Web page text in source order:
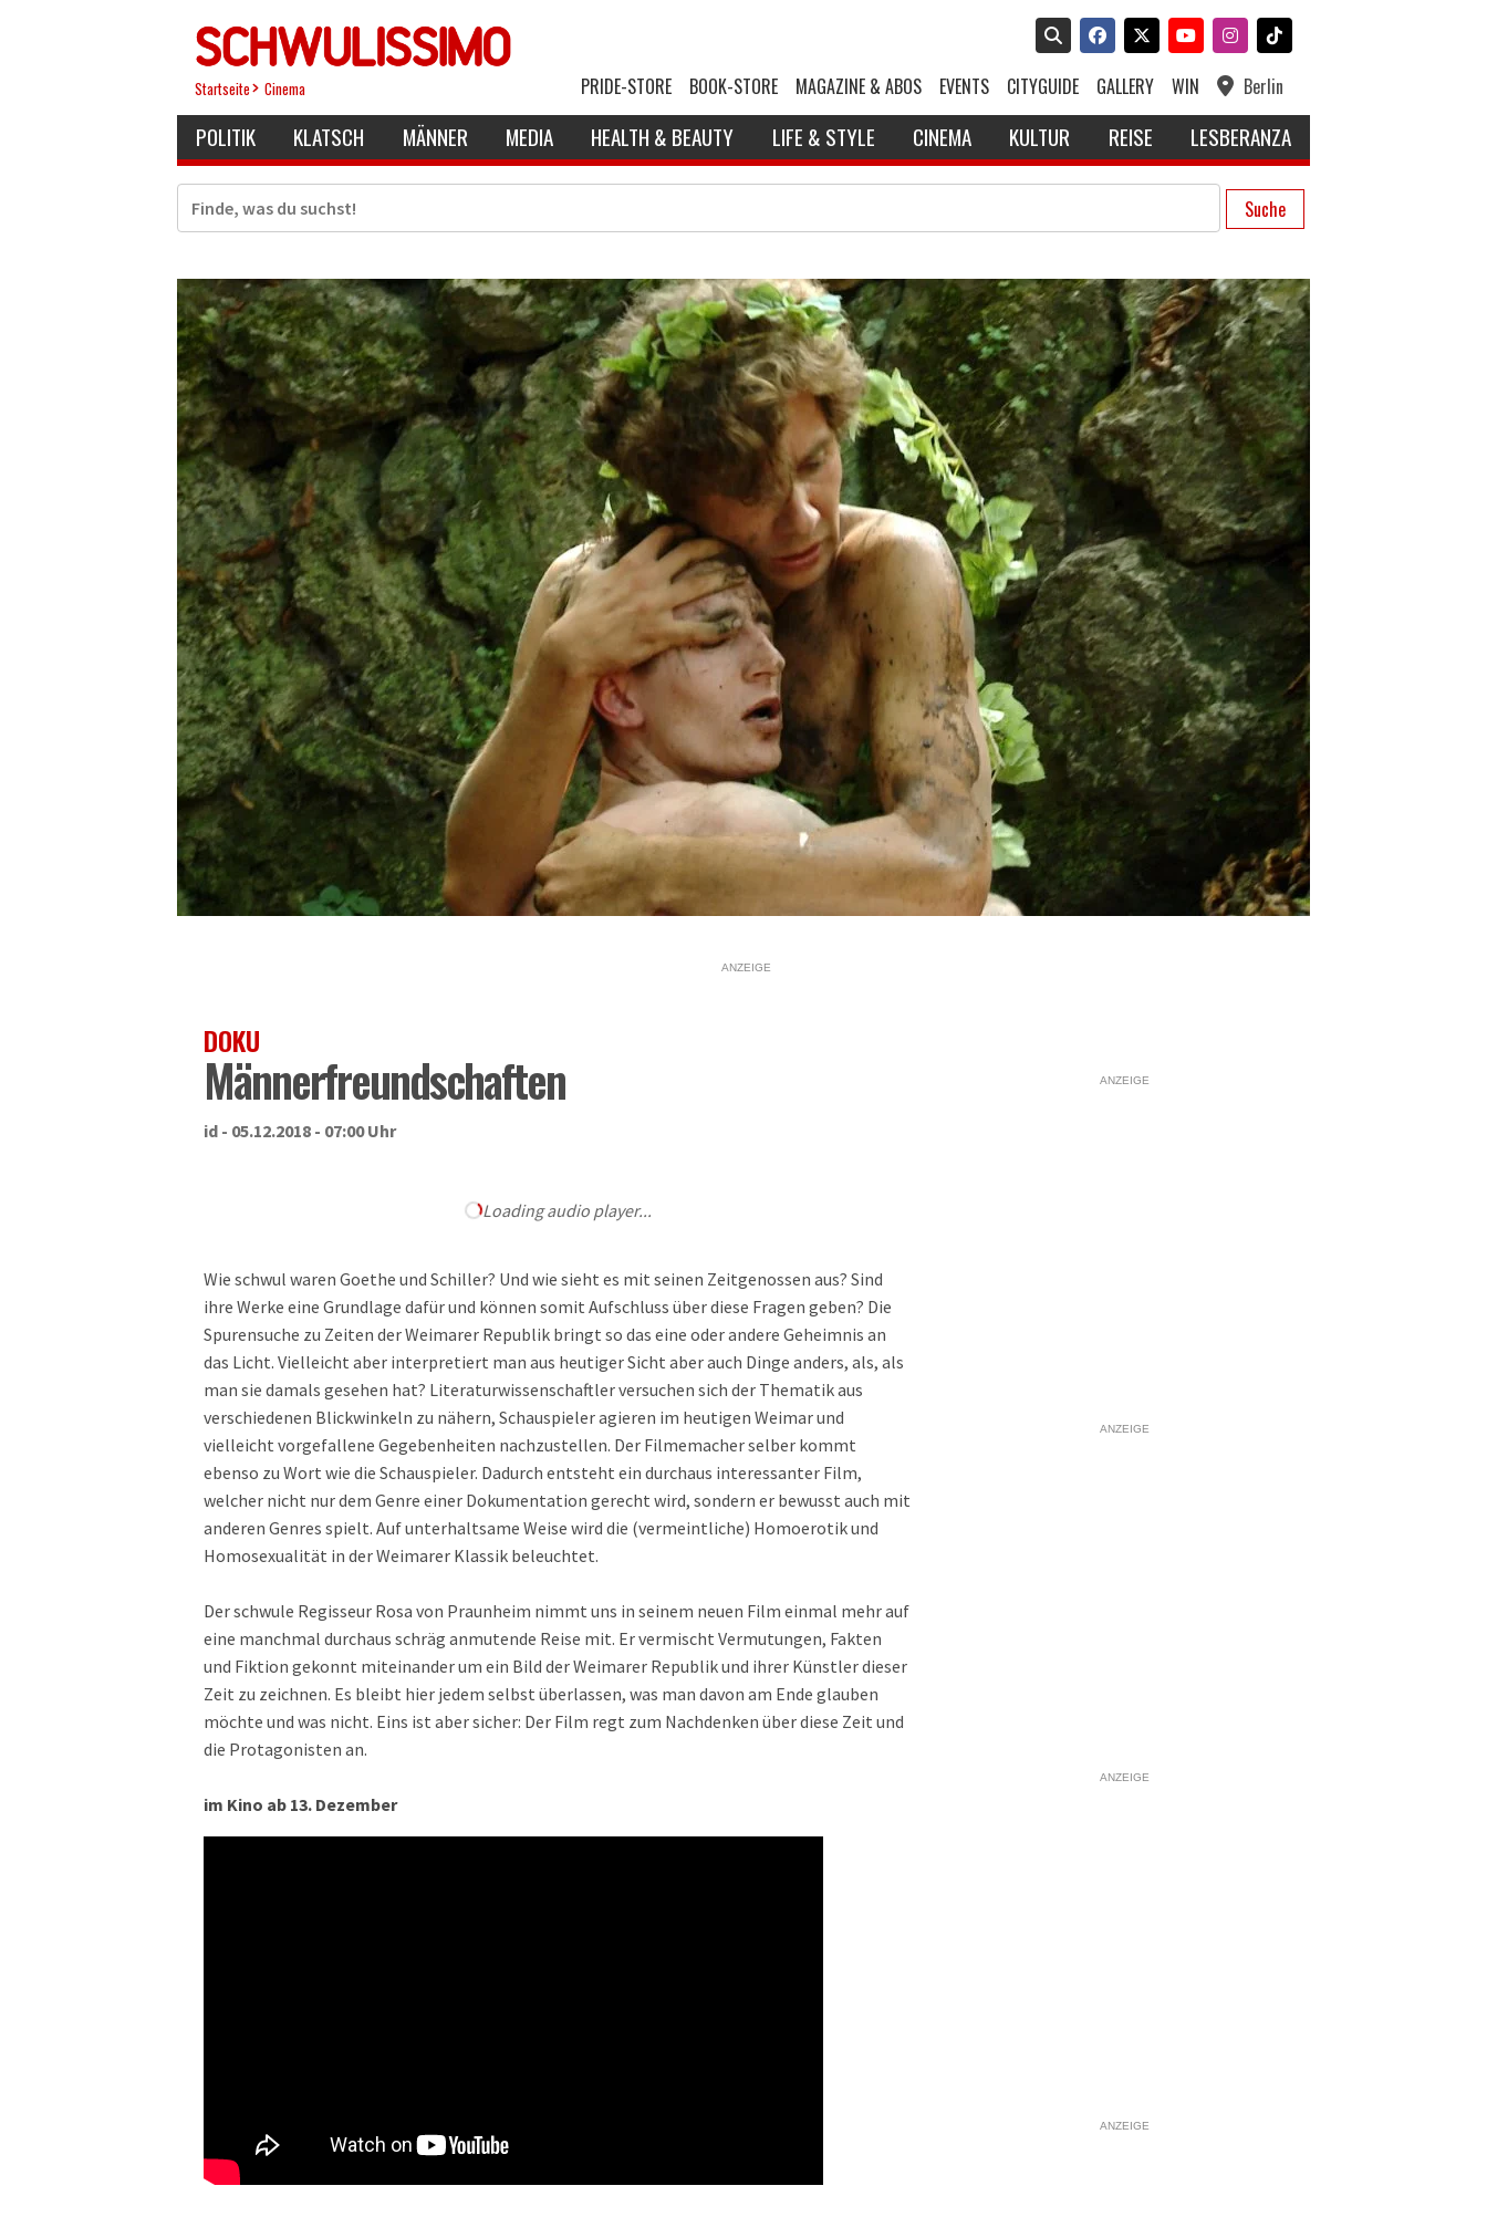
Startseite Cinema PRIDE-STORE BOOK-STORE MAGAZINE & ABOS EVENTS CITYGUIDE GALLERY WIN Berlin
POLITIK KLATSCH MÄNNER MEDIA HEALTH & BEAUTY LIFE & STYLE CINEMA KULTUR REISE LESBERANZA
Suche
ANZEIGE
DOKU
Männerfreundschaften
id - 05.12.2018 - 07:00 Uhr
Loading audio player...
Wie schwul waren Goethe und Schiller? Und wie sieht es mit seinen Zeitgenossen aus? Sind
ihre Werke eine Grundlage dafür und können somit Aufschluss über diese Fragen geben? Die
Spurensuche zu Zeiten der Weimarer Republik bringt so das eine oder andere Geheimnis an
das Licht. Vielleicht aber interpretiert man aus heutiger Sicht aber auch Dinge anders, als, als
man sie damals gesehen hat? Literaturwissenschaftler versuchen sich der Thematik aus
verschiedenen Blickwinkeln zu nähern, Schauspieler agieren im heutigen Weimar und
vielleicht vorgefallene Gegebenheiten nachzustellen. Der Filmemacher selber kommt
ebenso zu Wort wie die Schauspieler. Dadurch entsteht ein durchaus interessanter Film,
welcher nicht nur dem Genre einer Dokumentation gerecht wird, sondern er bewusst auch mit
anderen Genres spielt. Auf unterhaltsame Weise wird die (vermeintliche) Homoerotik und
Homosexualität in der Weimarer Klassik beleuchtet.
Der schwule Regisseur Rosa von Praunheim nimmt uns in seinem neuen Film einmal mehr auf
eine manchmal durchaus schräg anmutende Reise mit. Er vermischt Vermutungen, Fakten
und Fiktion gekonnt miteinander um ein Bild der Weimarer Republik und ihrer Künstler dieser
Zeit zu zeichnen. Es bleibt hier jedem selbst überlassen, was man davon am Ende glauben
möchte und was nicht. Eins ist aber sicher: Der Film regt zum Nachdenken über diese Zeit und
die Protagonisten an.
im Kino ab 13. Dezember
ANZEIGE
ANZEIGE
ANZEIGE
ANZEIGE